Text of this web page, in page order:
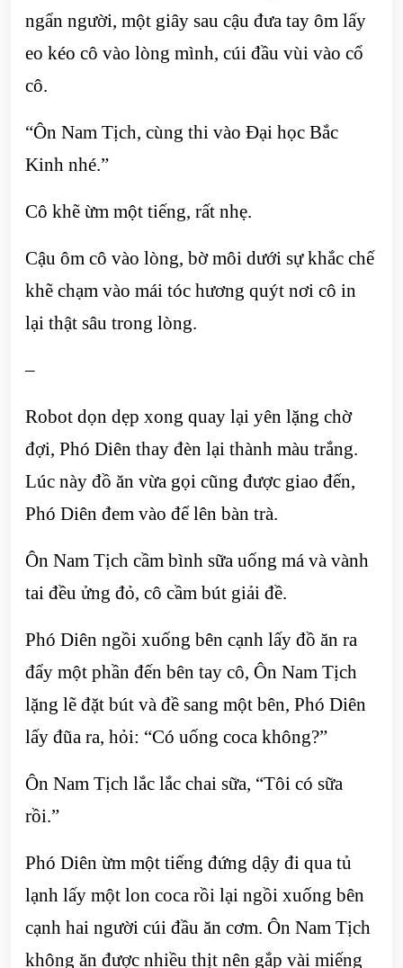
ngẩn người, một giây sau cậu đưa tay ôm lấy
eo kéo cô vào lòng mình, cúi đầu vùi vào cổ
cô.
“Ôn Nam Tịch, cùng thi vào Đại học Bắc
Kinh nhé.”
Cô khẽ ừm một tiếng, rất nhẹ.
Cậu ôm cô vào lòng, bờ môi dưới sự khắc chế
khẽ chạm vào mái tóc hương quýt nơi cô in
lại thật sâu trong lòng.
–
Robot dọn dẹp xong quay lại yên lặng chờ
đợi, Phó Diên thay đèn lại thành màu trắng.
Lúc này đồ ăn vừa gọi cũng được giao đến,
Phó Diên đem vào để lên bàn trà.
Ôn Nam Tịch cầm bình sữa uống má và vành
tai đều ửng đỏ, cô cầm bút giải đề.
Phó Diên ngồi xuống bên cạnh lấy đồ ăn ra
đẩy một phần đến bên tay cô, Ôn Nam Tịch
lặng lẽ đặt bút và đề sang một bên, Phó Diên
lấy đũa ra, hỏi: “Có uống coca không?”
Ôn Nam Tịch lắc lắc chai sữa, “Tôi có sữa
rồi.”
Phó Diên ừm một tiếng đứng dậy đi qua tủ
lạnh lấy một lon coca rồi lại ngồi xuống bên
cạnh hai người cúi đầu ăn cơm. Ôn Nam Tịch
không ăn được nhiều thịt nên gắp vài miếng